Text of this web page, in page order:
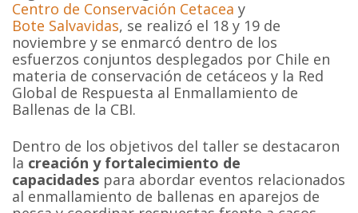
Centro de Conservación Cetacea y
Bote Salvavidas, se realizó el 18 y 19 de
noviembre y se enmarcó dentro de los
esfuerzos conjuntos desplegados por Chile en
materia de conservación de cetáceos y la Red
Global de Respuesta al Enmallamiento de
Ballenas de la CBI.
Dentro de los objetivos del taller se destacaron
la creación y fortalecimiento de
capacidades para abordar eventos relacionados
al enmallamiento de ballenas en aparejos de